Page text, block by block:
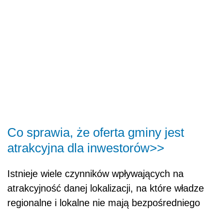
Co sprawia, że oferta gminy jest
atrakcyjna dla inwestorów>>
Istnieje wiele czynników wpływających na
atrakcyjność danej lokalizacji, na które władze
regionalne i lokalne nie mają bezpośredniego